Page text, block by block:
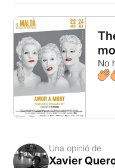
No
Una opinió de
Xavier